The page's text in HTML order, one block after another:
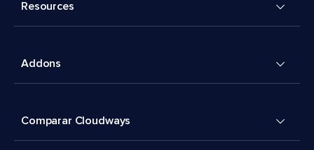
Resources
Addons
Comparar Cloudways